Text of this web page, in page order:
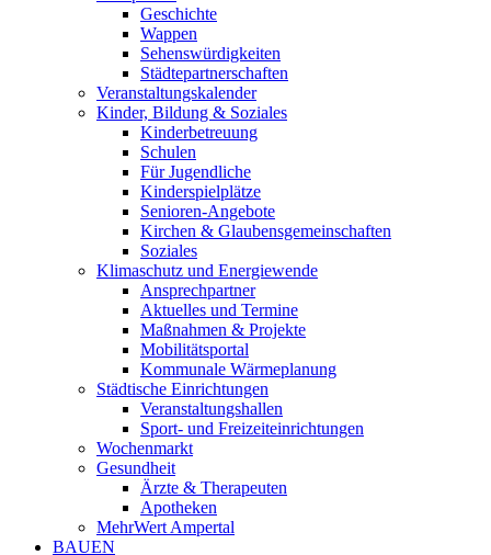
Geschichte
Wappen
Sehenswürdigkeiten
Städtepartnerschaften
Veranstaltungskalender
Kinder, Bildung & Soziales
Kinderbetreuung
Schulen
Für Jugendliche
Kinderspielplätze
Senioren-Angebote
Kirchen & Glaubensgemeinschaften
Soziales
Klimaschutz und Energiewende
Ansprechpartner
Aktuelles und Termine
Maßnahmen & Projekte
Mobilitätsportal
Kommunale Wärmeplanung
Städtische Einrichtungen
Veranstaltungshallen
Sport- und Freizeiteinrichtungen
Wochenmarkt
Gesundheit
Ärzte & Therapeuten
Apotheken
MehrWert Ampertal
BAUEN